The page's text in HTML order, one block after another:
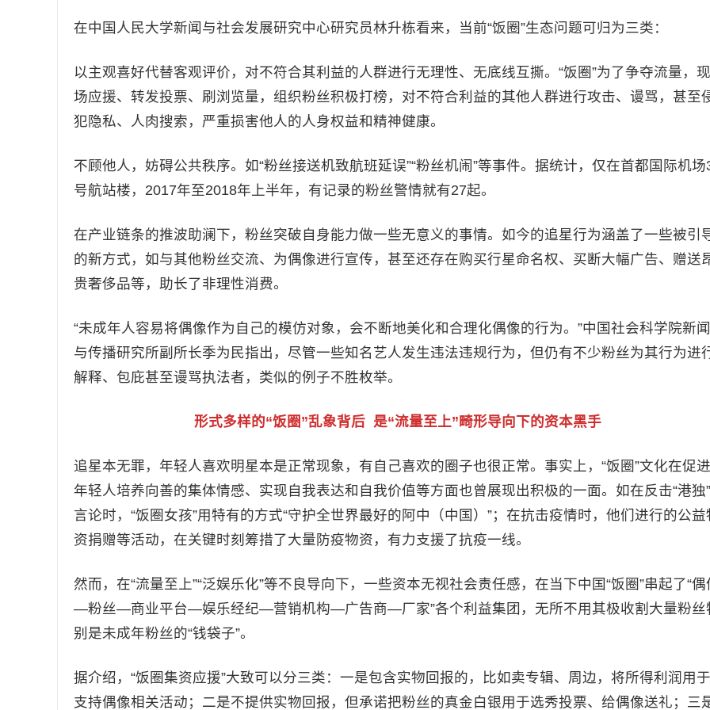
在中国人民大学新闻与社会发展研究中心研究员林升栋看来，当前“饭圈”生态问题可归为三类：
以主观喜好代替客观评价，对不符合其利益的人群进行无理性、无底线互撕。“饭圈”为了争夺流量，现
场应援、转发投票、刷浏览量，组织粉丝积极打榜，对不符合利益的其他人群进行攻击、谩骂，甚至
犯隐私、人肉搜索，严重损害他人的人身权益和精神健康。
不顾他人，妨碍公共秩序。如“粉丝接送机致航班延误”“粉丝机闹”等事件。据统计，仅在首都国际机场
号航站楼，2017年至2018年上半年，有记录的粉丝警情就有27起。
在产业链条的推波助澜下，粉丝突破自身能力做一些无意义的事情。如今的追星行为涵盖了一些被引
的新方式，如与其他粉丝交流、为偶像进行宣传，甚至还存在购买行星命名权、买断大幅广告、赠送
贵奢侈品等，助长了非理性消费。
“未成年人容易将偶像作为自己的模仿对象，会不断地美化和合理化偶像的行为。”中国社会科学院新闻
与传播研究所副所长季为民指出，尽管一些知名艺人发生违法违规行为，但仍有不少粉丝为其行为进
解释、包庇甚至谩骂执法者，类似的例子不胜枚举。
形式多样的“饭圈”乱象背后 是“流量至上”畸形导向下的资本黑手
追星本无罪，年轻人喜欢明星本是正常现象，有自己喜欢的圈子也很正常。事实上，“饭圈”文化在促进
年轻人培养向善的集体情感、实现自我表达和自我价值等方面也曾展现出积极的一面。如在反击“港独”
言论时，“饭圈女孩”用特有的方式“守护全世界最好的阿中（中国）”；在抗击疫情时，他们进行的公益
资捐赠等活动，在关键时刻筹措了大量防疫物资，有力支援了抗疫一线。
然而，在“流量至上”“泛娱乐化”等不良导向下，一些资本无视社会责任感，在当下中国“饭圈”串起了“偶
—粉丝—商业平台—娱乐经纪—营销机构—广告商—厂家”各个利益集团，无所不用其极收割大量粉丝
别是未成年粉丝的“钱袋子”。
据介绍，“饭圈集资应援”大致可以分三类：一是包含实物回报的，比如卖专辑、周边，将所得利润用于
支持偶像相关活动；二是不提供实物回报，但承诺把粉丝的真金白银用于选秀投票、给偶像送礼；三